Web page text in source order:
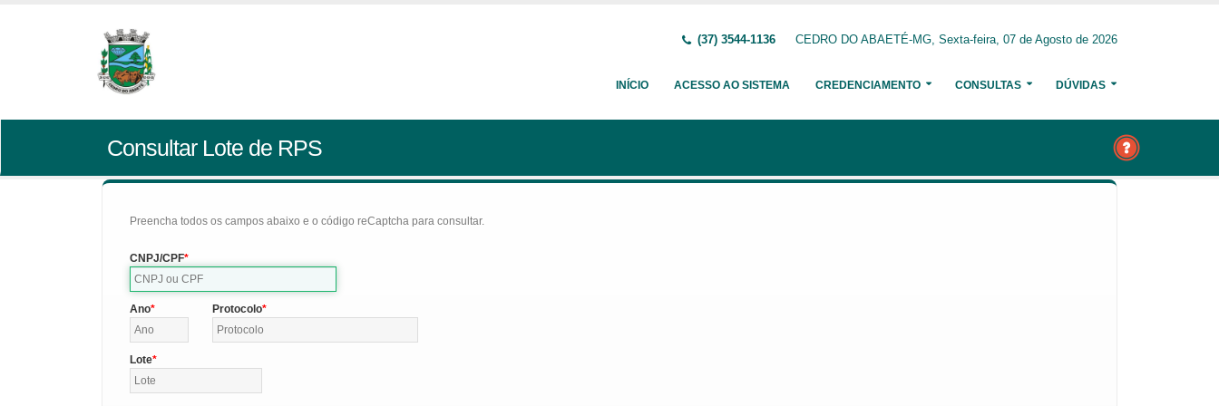
(37) 3544-1136 CEDRO DO ABAETÉ-MG, Sexta-feira, 07 de Agosto de 2026
INÍCIO ACESSO AO SISTEMA CREDENCIAMENTO CONSULTAS DÚVIDAS
Consultar Lote de RPS
Preencha todos os campos abaixo e o código reCaptcha para consultar.
CNPJ/CPF
Ano Protocolo
Lote